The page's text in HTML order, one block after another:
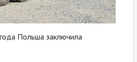
Польша заключила